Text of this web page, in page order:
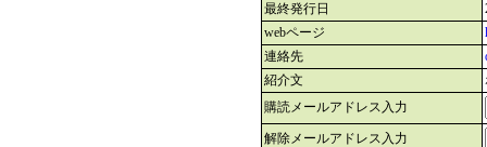
最終発行日
webページ
連絡先
紹介文
購読メールアドレス入力
解除メールアドレス入力